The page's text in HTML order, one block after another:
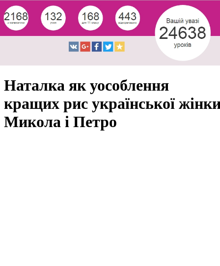
Наталка як уособлення
кращих рис української
Микола і Петро